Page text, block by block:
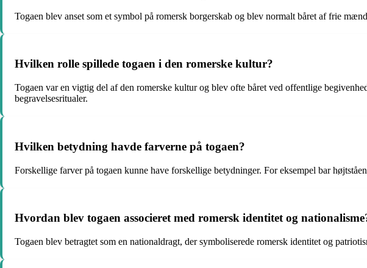
Togaen blev anset som et symbol på romersk borgerskab og blev normalt båret af frie
Hvilken rolle spillede togaen i den romerske kultur?
Togaen var en vigtig del af den romerske kultur og blev ofte båret ved offentlige
begravelsesritualer.
Hvilken betydning havde farverne på togaen?
Forskellige farver på togaen kunne have forskellige betydninger. For eksempel bar
Hvordan blev togaen associeret med romersk identitet og
Togaen blev betragtet som en nationaldragt, der symboliserede romersk identitet og